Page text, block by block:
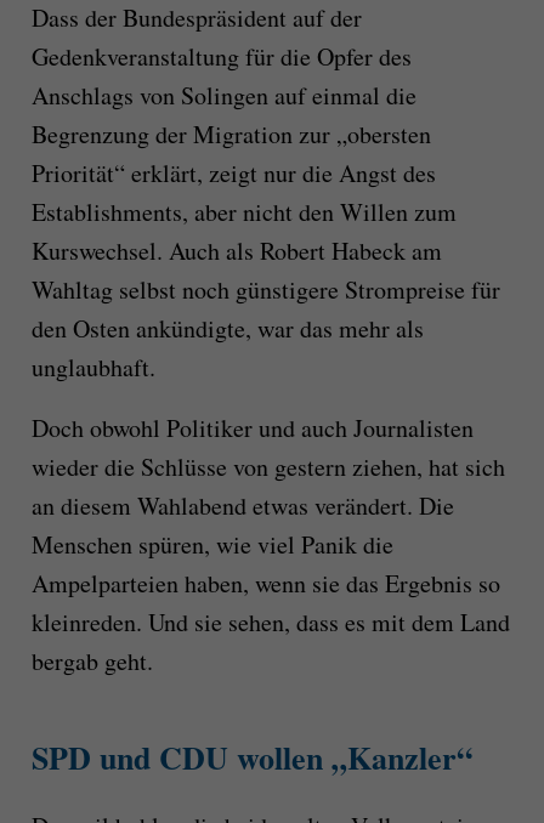
Dass der Bundespräsident auf der
Gedenkveranstaltung für die Opfer des
Anschlags von Solingen auf einmal die
Begrenzung der Migration zur „obersten
Priorität“ erklärt, zeigt nur die Angst des
Establishments, aber nicht den Willen zum
Kurswechsel. Auch als Robert Habeck am
Wahltag selbst noch günstigere Strompreise für
den Osten ankündigte, war das mehr als
unglaubhaft.
Doch obwohl Politiker und auch Journalisten
wieder die Schlüsse von gestern ziehen, hat sich
an diesem Wahlabend etwas verändert. Die
Menschen spüren, wie viel Panik die
Ampelparteien haben, wenn sie das Ergebnis so
kleinreden. Und sie sehen, dass es mit dem Land
bergab geht.
SPD und CDU wollen „Kanzler“